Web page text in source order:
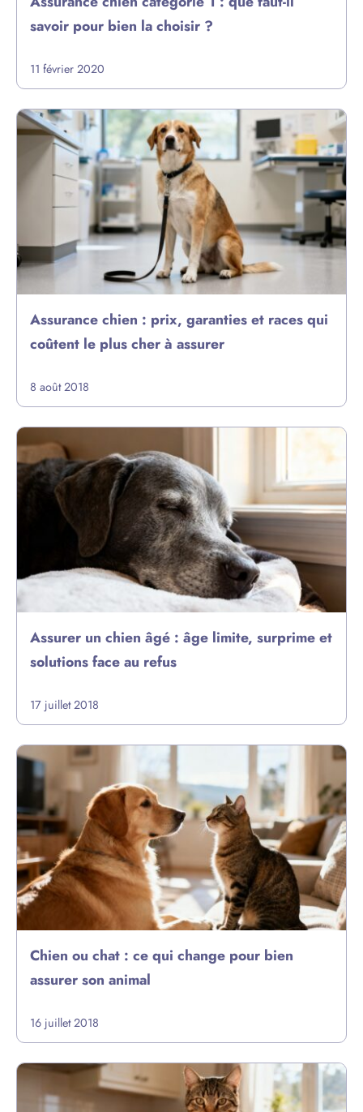
savoir pour bien la choisir ?
11 février 2020
Assurance chien : prix, garanties et races qui
coûtent le plus cher à assurer
8 août 2018
Assurer un chien âgé : âge limite, surprime et
solutions face au refus
17 juillet 2018
Chien ou chat : ce qui change pour bien
assurer son animal
16 juillet 2018